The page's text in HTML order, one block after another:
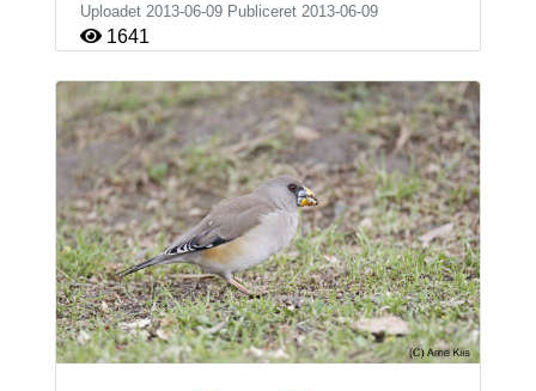
Uploadet 2013-06-09 Publiceret 2013-06-09
1641